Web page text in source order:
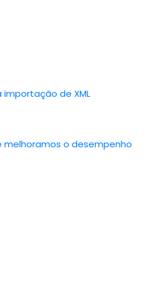
importação de XML
melhoramos o desempenho